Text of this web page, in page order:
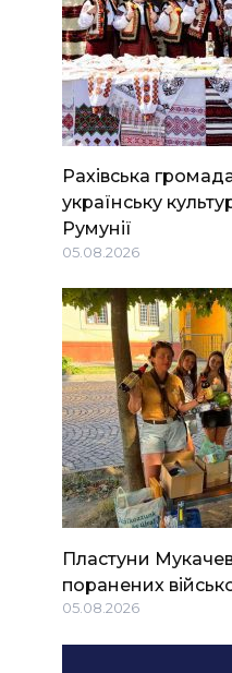
Рахівська
українську
Румунії
05.08.2026
Пластуни
поранених
05.08.2026